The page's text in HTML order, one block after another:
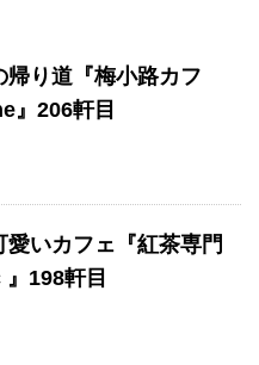
帰り道『梅小路カフ
206軒目
愛いカフェ『紅茶専門
198軒目